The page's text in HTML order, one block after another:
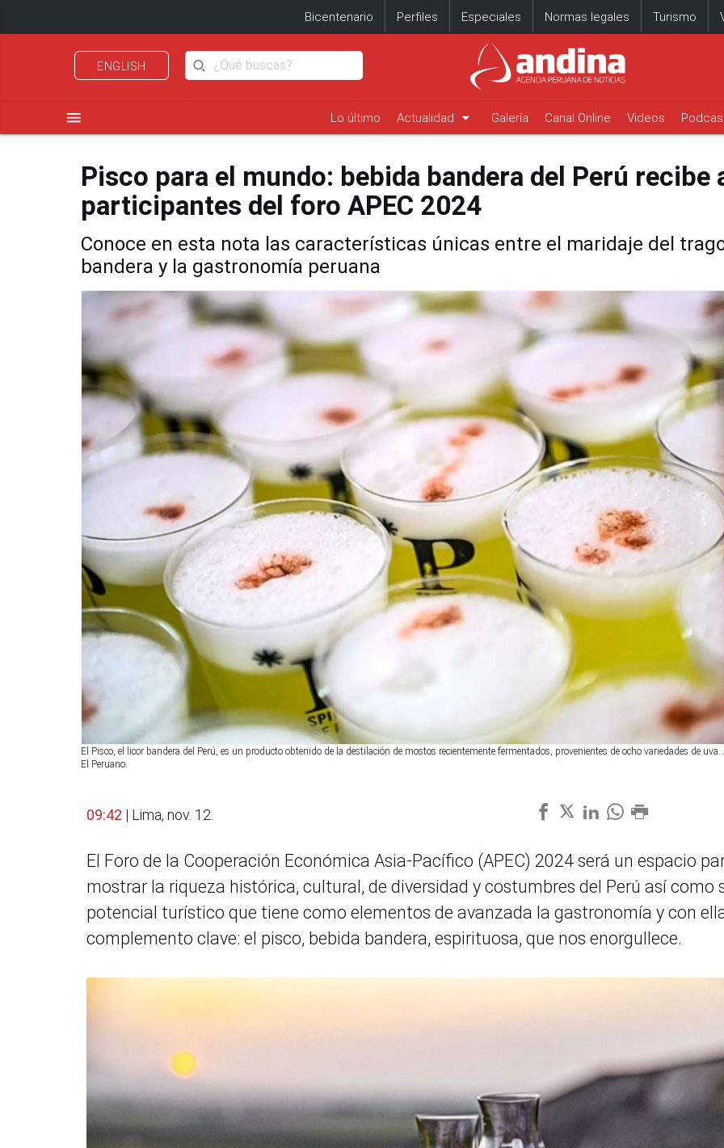
Bicentenario Perfiles Especiales Normas legales Turismo
ENGLISH
menu Lo último Actualidad arrow_drop_down Galería Canal Online Videos
Pisco para el mundo: bebida bandera del Perú recibe
participantes del foro APEC 2024
Conoce en esta nota las características únicas entre el maridaje del
bandera y la gastronomía peruana
El Pisco, el licor bandera del Perú, es un producto obtenido de la destilación de mostos recientemente fermentados, provenientes de ocho variedades de
El Peruano.
09:42 | Lima, nov. 12.
El Foro de la Cooperación Económica Asia-Pacífico (APEC) 2024 será un espacio
mostrar la riqueza histórica, cultural, de diversidad y costumbres del Perú así como
potencial turístico que tiene como elementos de avanzada la gastronomía y con
complemento clave: el pisco, bebida bandera, espirituosa, que nos enorgullece.